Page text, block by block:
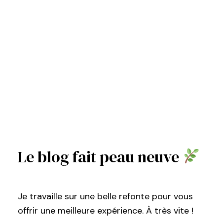
Le blog fait peau neuve
Je travaille sur une belle refonte pour vous
offrir une meilleure expérience. À très vite !